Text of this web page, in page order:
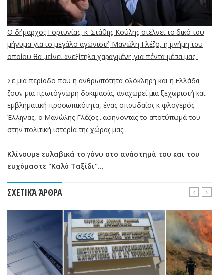
Ο δήμαρχος Γορτυνίας, κ. Στάθης Κούλης στέλνει το δικό του
μήνυμα για το μεγάλο αγωνιστή Μανώλη Γλέζο, η μνήμη του
οποίου θα μείνει ανεξίτηλα χαραγμένη για πάντα μέσα μας..
Σε μια περίοδο που η ανθρωπότητα ολόκληρη και η Ελλάδα
ζουν μια πρωτόγνωρη δοκιμασία, αναχωρεί μια ξεχωριστή και
εμβληματική προσωπικότητα, ένας σπουδαίος κ φλογερός
Έλληνας, ο Μανώλης Γλέζος...αφήνοντας το αποτύπωμά του
στην πολιτική ιστορία της χώρας μας.
Κλίνουμε ευλαβικά το γόνυ στο ανάστημά του και του
ευχόμαστε "Καλό Ταξίδι"...
ΣΧΕΤΙΚΆ ΆΡΘΡΑ